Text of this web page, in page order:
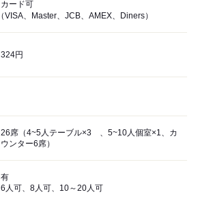
カード可
（VISA、Master、JCB、AMEX、Diners）
324円
26席（4~5人テーブル×3 、5~10人個室×1、カ
ウンター6席）
有
6人可、8人可、10～20人可